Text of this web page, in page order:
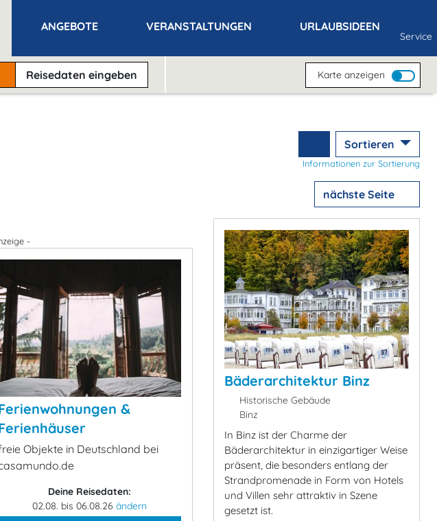
ANGEBOTE VERANSTALTUNGEN URLAUBSIDEEN
Service
Reisedateneingeben Karte anzeigen
Sortieren
Informationen zur Sortierung
nächste Seite
-
&
Objekte in Deutschland bei
Deine Reisedaten:
02.08. bis 06.08.26 ändern
Bäderarchitektur Binz
Historische Gebäude
Binz
In Binz ist der Charme der
Bäderarchitektur in einzigartiger Weise
präsent, die besonders entlang der
Strandpromenade in Form von Hotels
und Villen sehr attraktiv in Szene
gesetzt ist.